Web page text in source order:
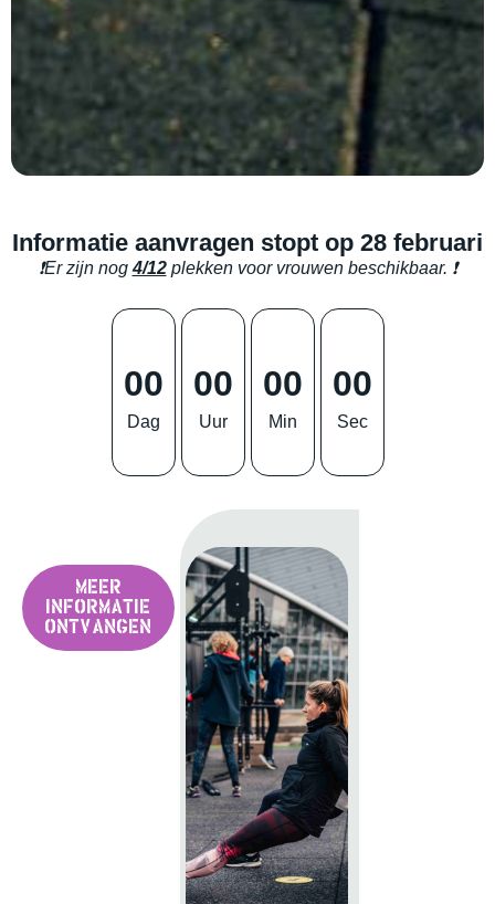
Informatie aanvragen stopt op 28 februari
❗Er zijn nog4/12plekken voor vrouwen beschikbaar. ❗
00
Dag
00
Uur
00
Min
00
Sec
Meer
informatie
ontvangen